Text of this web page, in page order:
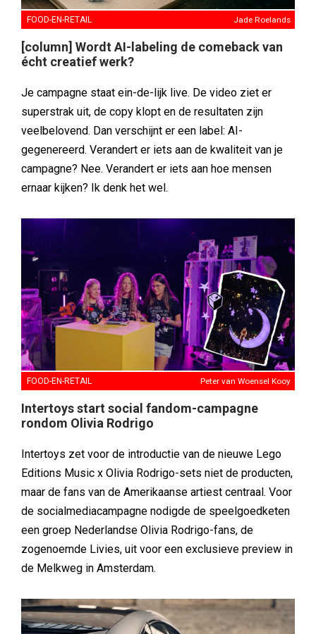
FOOD-EN-RETAIL Jade Roelands
[column] Wordt AI-labeling de comeback van
écht creatief werk?
Je campagne staat ein-de-lijk live. De video ziet er
superstrak uit, de copy klopt en de resultaten zijn
veelbelovend. Dan verschijnt er een label: AI-
gegenereerd. Verandert er iets aan de kwaliteit van je
campagne? Nee. Verandert er iets aan hoe mensen
ernaar kijken? Ik denk het wel.
FOOD-EN-RETAIL Peter van Woensel Kooy
Intertoys start social fandom-campagne
rondom Olivia Rodrigo
Intertoys zet voor de introductie van de nieuwe Lego
Editions Music x Olivia Rodrigo-sets niet de producten,
maar de fans van de Amerikaanse artiest centraal. Voor
de socialmediacampagne nodigde de speelgoedketen
een groep Nederlandse Olivia Rodrigo-fans, de
zogenoemde Livies, uit voor een exclusieve preview in
de Melkweg in Amsterdam.